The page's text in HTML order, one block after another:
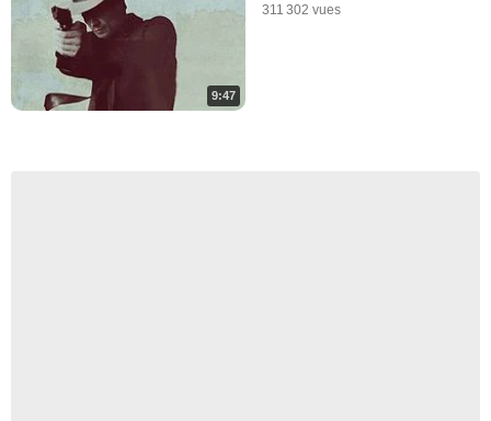
9:47
311 302 vues